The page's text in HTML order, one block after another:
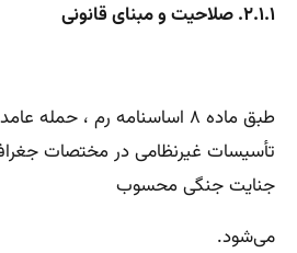
۲.۱.۱. صلاحیت و مبنای قانونی
طبق ماده ۸ اساسنامه رم ، حمله
تأسیسات غیرنظامی در مختصات
جنایت جنگی محسوب
می‌شود.